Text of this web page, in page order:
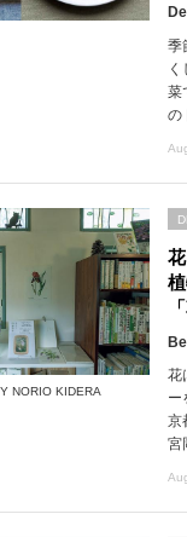
季
菜
の
NORIO KIDERA
花
ー
京
宮